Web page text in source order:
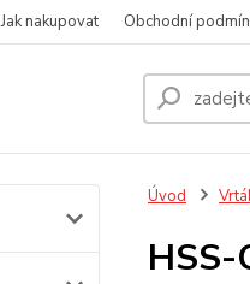
Jak nakupovat Obchodní
Úvod
HSS-